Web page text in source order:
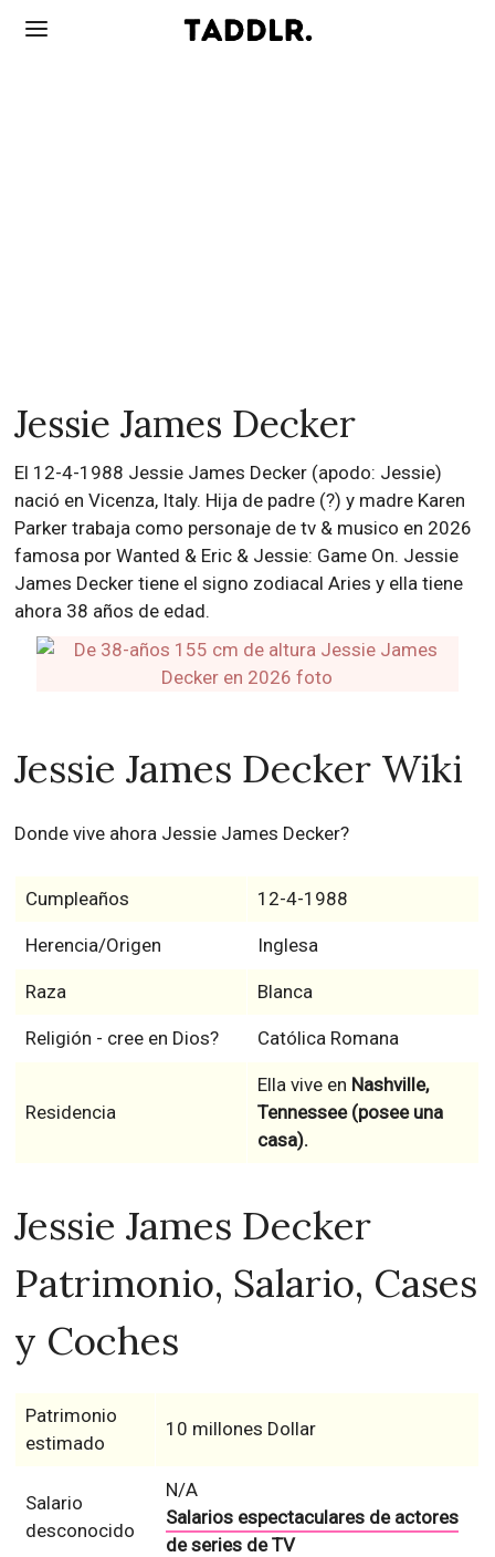
Jessie James Decker
El 12-4-1988 Jessie James Decker (apodo: Jessie)
nació en Vicenza, Italy. Hija de padre (?) y madre Karen
Parker trabaja como personaje de tv & musico en 2026
famosa por Wanted & Eric & Jessie: Game On. Jessie
James Decker tiene el signo zodiacal Aries y ella tiene
ahora 38 años de edad.
Jessie James Decker Wiki
Donde vive ahora Jessie James Decker?
Cumpleaños 12-4-1988
Herencia/Origen Inglesa
Raza Blanca
Religión - cree en Dios? Católica Romana
Residencia
Ella vive en Nashville,
Tennessee (posee una
casa).
Jessie James Decker
Patrimonio, Salario, Cases
y Coches
Patrimonio
estimado
10 millones Dollar
Salario
desconocido
N/A
Salarios espectaculares de actores
de series de TV